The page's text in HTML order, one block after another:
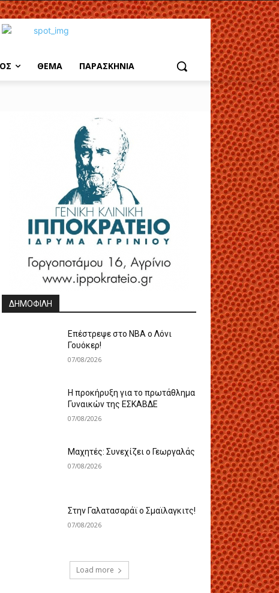
ΘΕΜΑ ΠΑΡΑΣΚΗΝΙΑ
ΔΗΜΟΦΙΛΗ
Επέστρεψε στο ΝΒΑ ο Λόνι
Γουόκερ!
07/08/2026
Η προκήρυξη για το πρωτάθλημα
Γυναικών της ΕΣΚΑΒΔΕ
07/08/2026
Mαχητές: Συνεχίζει ο Γεωργαλάς
07/08/2026
Στην Γαλατασαράϊ ο Σμαϊλαγκιτς!
07/08/2026
Load more